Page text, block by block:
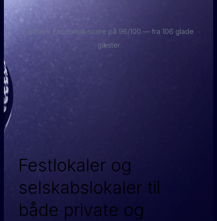
En stærk Facebook-score på 96/100 — fra 106 glade
gæster
Festlokaler og
selskabslokaler til
både private og